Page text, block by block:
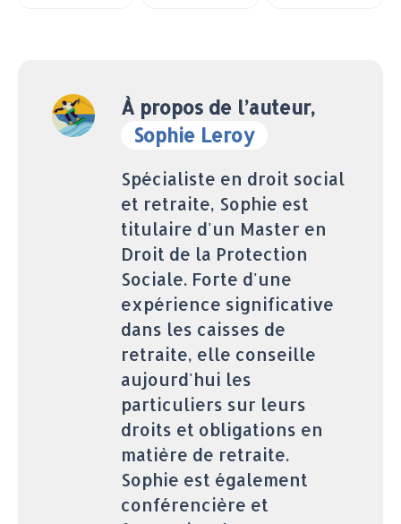
À propos de l’auteur,
Sophie Leroy
Spécialiste en droit social
et retraite, Sophie est
titulaire d'un Master en
Droit de la Protection
Sociale. Forte d'une
expérience significative
dans les caisses de
retraite, elle conseille
aujourd'hui les
particuliers sur leurs
droits et obligations en
matière de retraite.
Sophie est également
conférencière et